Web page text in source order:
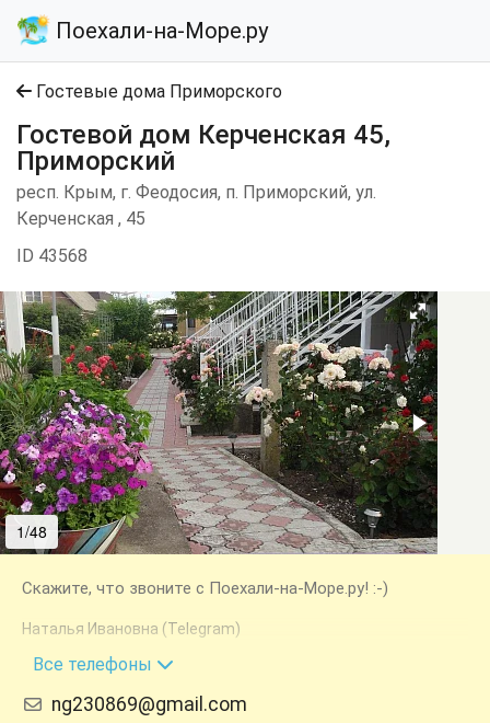
Поехали-на-Море.ру
Гостевые дома Приморского
Гостевой дом Керченская 45,
Приморский
респ. Крым, г. Феодосия, п. Приморский, ул.
Керченская , 45
ID 43568
1/48
Скажите, что звоните с Поехали-на-Море.ру! :-)
Наталья Ивановна (Telegram)
+7 (978) 835-10-29
Все телефоны
ng230869@gmail.com